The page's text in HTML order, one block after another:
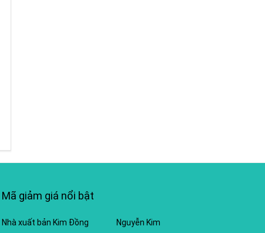
Mã giảm giá nổi bật
Nhà xuất bản Kim Đồng
Nguyễn Kim